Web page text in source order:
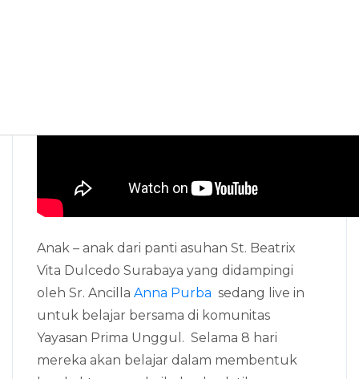
Anak – anak dari panti asuhan St. Beatrix
Vita Dulcedo Surabaya yang didampingi
oleh Sr. Ancilla Anna Purba sedang live in
untuk belajar bersama di komunitas
Yayasan Prima Unggul. Selama 8 hari
mereka akan belajar dalam membentuk